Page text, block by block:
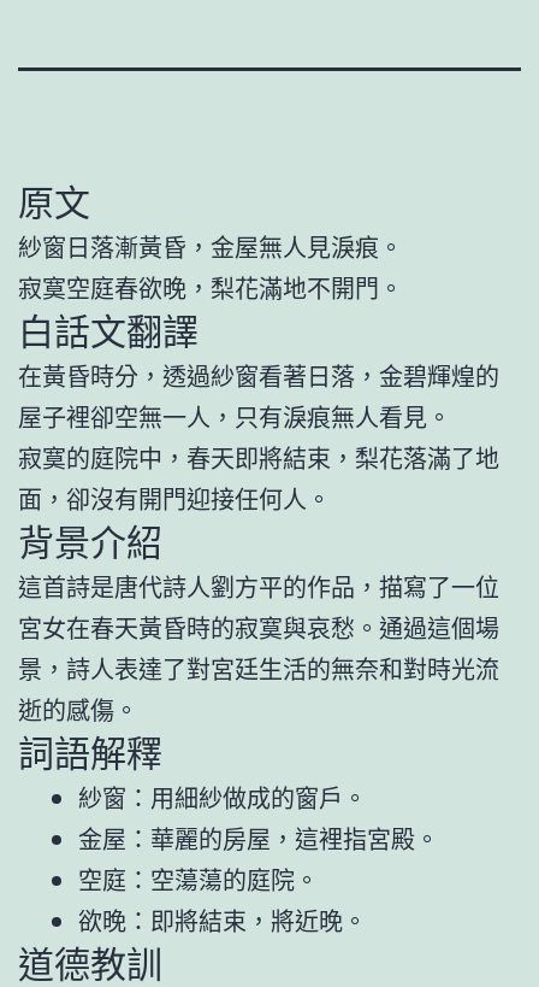
原文
紗窗日落漸黃昏，金屋無人見淚痕。
寂寞空庭春欲晚，梨花滿地不開門。
白話文翻譯
在黃昏時分，透過紗窗看著日落，金碧輝煌的
屋子裡卻空無一人，只有淚痕無人看見。
寂寞的庭院中，春天即將結束，梨花落滿了地
面，卻沒有開門迎接任何人。
背景介紹
這首詩是唐代詩人劉方平的作品，描寫了一位
宮女在春天黃昏時的寂寞與哀愁。通過這個場
景，詩人表達了對宮廷生活的無奈和對時光流
逝的感傷。
詞語解釋
紗窗：用細紗做成的窗戶。
金屋：華麗的房屋，這裡指宮殿。
空庭：空蕩蕩的庭院。
欲晚：即將結束，將近晚。
道德教訓